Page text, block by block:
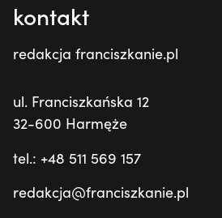
kontakt
redakcja franciszkanie.pl
ul. Franciszkańska 12
32-600 Harmęże
tel.: +48 511 569 157
redakcja@franciszkanie.pl